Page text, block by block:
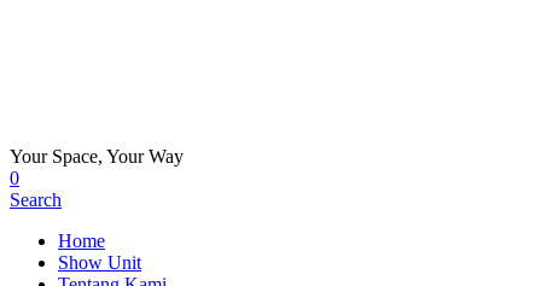
Your Space, Your Way
0
Search
Home
Show Unit